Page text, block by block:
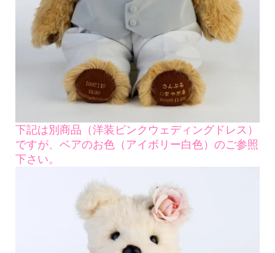
下記は別商品（洋装ピンクウェディングドレス）
ですが、ベアのお色（アイボリー白色）のご参照
下さい。